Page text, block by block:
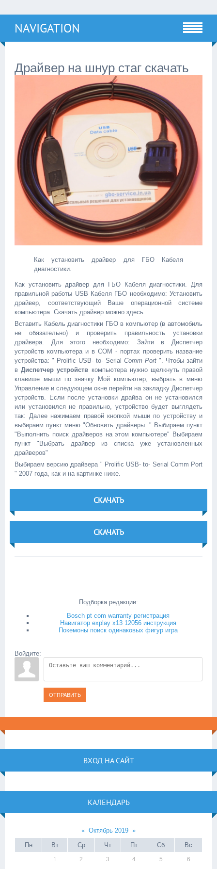
NAVIGATION
Драйвер на шнур стаг скачать
Как установить драйвер для ГБО Кабеля
диагностики.
Как установить драйвер для ГБО Кабеля диагностики. Для
правильной работы USB Кабеля ГБО необходимо: Установить
драйвер, соответствующий Ваше операционной системе
компьютера. Скачать драйвер можно здесь.
Вставить Кабель диагностики ГБО в компьютер (в автомобиль
не обязательно) и проверить правильность установки
драйвера. Для этого необходимо: Зайти в Диспетчер
устройств компьютера и в COM - портах проверить название
устройства: " Prolific USB- to- Serial Comm Port ". Чтобы зайти
вДиспетчер устройств компьютера нужно щелкнуть правой
клавише мыши по значку Мой компьютер, выбрать в меню
Управление и следующем окне перейти на закладку Диспетчер
устройств. Если после установки драйва он не установился
или установился не правильно, устройство будет выглядеть
так: Далее нажимаем правой кнопкой мыши по устройству и
выбираем пункт меню "Обновить драйверы. " Выбираем пункт
"Выполнить поиск драйверов на этом компьютере" Выбираем
пункт "Выбрать драйвер из списка уже установленных
драйверов"
Выбираем версию драйвера " Prolific USB- to- Serial Comm Port
" 2007 года, как и на картинке ниже.
СКАЧАТЬ
СКАЧАТЬ
Подборка редакции:
Bosch pt com warranty регистрация
Навигатор explay x13 12056 инструкция
Покемоны поиск одинаковых фигур игра
Войдите:
ОТПРАВИТЬ
ВХОД НА САЙТ
КАЛЕНДАРЬ
« Октябрь 2019 »
Пн
Вт Ср Чт Пт Сб Вс
1 2 3 4 5 6